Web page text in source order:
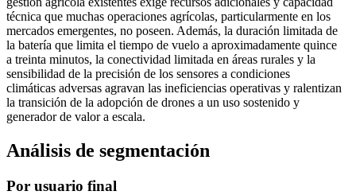
técnica que muchas operaciones agrícolas, particularmente en los
mercados emergentes, no poseen. Además, la duración limitada de
la batería que limita el tiempo de vuelo a aproximadamente quince
a treinta minutos, la conectividad limitada en áreas rurales y la
sensibilidad de la precisión de los sensores a condiciones
climáticas adversas agravan las ineficiencias operativas y ralentizan
la transición de la adopción de drones a un uso sostenido y
generador de valor a escala.
Análisis de segmentación
Por usuario final